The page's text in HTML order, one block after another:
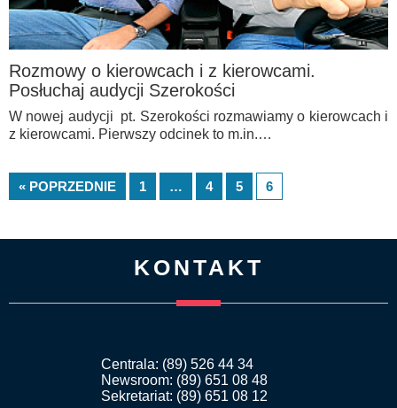
Rozmowy o kierowcach i z kierowcami.
Posłuchaj audycji Szerokości
W nowej audycji pt. Szerokości rozmawiamy o kierowcach i
z kierowcami. Pierwszy odcinek to m.in.…
« POPRZEDNIE 1 … 4 5 6
KONTAKT
Centrala: (89) 526 44 34
Newsroom: (89) 651 08 48
Sekretariat: (89) 651 08 12